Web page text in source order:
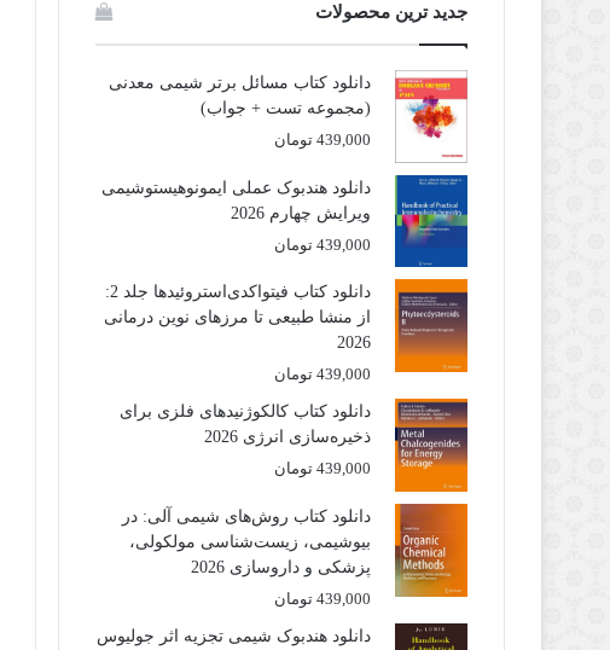
جدید ترین محصولات
دانلود کتاب مسائل برتر شیمی معدنی
(مجموعه تست + جواب)
439,000 تومان
دانلود هندبوک عملی ایمونوهیستوشیمی
ویرایش چهارم 2026
439,000 تومان
دانلود کتاب فیتواکدی‌استروئیدها جلد 2:
از منشا طبیعی تا مرزهای نوین درمانی
2026
439,000 تومان
دانلود کتاب کالکوژنیدهای فلزی برای
ذخیره‌سازی انرژی 2026
439,000 تومان
دانلود کتاب روش‌های شیمی آلی: در
بیوشیمی، زیست‌شناسی مولکولی،
پزشکی و داروسازی 2026
439,000 تومان
دانلود هندبوک شیمی تجزیه اثر جولیوس